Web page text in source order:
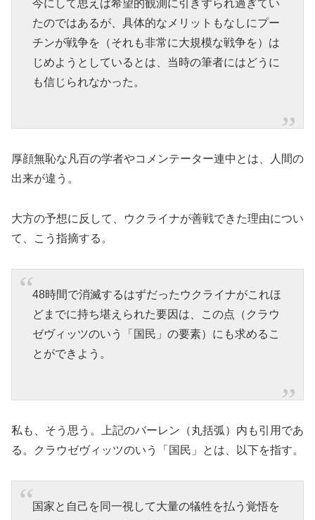
今にして思えば希望的観測に引きずられ過ぎてい
たのではあるが、具体的なメリットもなしにプー
チンが戦争を（それも非常に大規模な戦争を）は
じめようとしているとは、当時の筆者にはどうに
も信じられなかった。
厚顔無恥な凡百の学者やコメンテーター連中とは、人間の
出来が違う。
大方の予想に反して、ウクライナが善戦できた理由につい
て、こう指摘する。
48時間で消滅するはずだったウクライナがこれほ
どまでに持ち堪えられた要因は、この点（クラウ
ゼヴィッツのいう「国民」の要素）にも求めるこ
とができよう。
私も、そう思う。上記のバーレン（丸括弧）内も引用であ
る。クラウゼヴィッツのいう「国民」とは、以下を指す。
国家と自己を同一視して大量の犠牲を払う覚悟を